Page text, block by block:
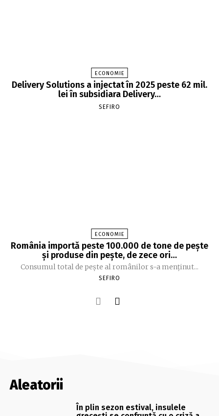
ECONOMIE
Delivery Solutions a injectat în 2025 peste 62 mil.
lei în subsidiara Delivery…
SEFIRO
ECONOMIE
România importă peste 100.000 de tone de peşte
şi produse din peşte, de zece ori…
Consumul total de peşte al ro­mâ­nilor s-a menţinut...
SEFIRO
Aleatorii
În plin sezon estival, insulele